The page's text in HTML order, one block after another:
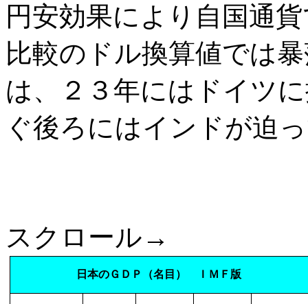
円安効果により自国通
比較のドル換算値では
は、２３年にはドイツ
ぐ後ろにはインドが迫
スクロール→
日本のＧＤＰ（名目） ＩＭＦ版